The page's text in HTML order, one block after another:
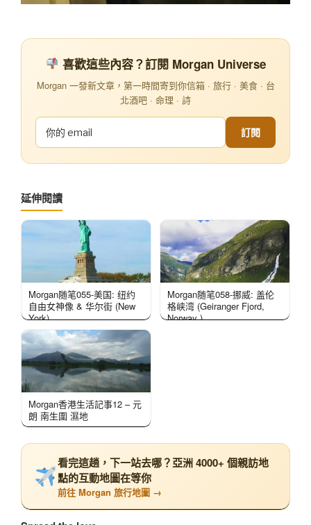
喜歡這些內容？訂閱 Morgan Universe
Morgan 一發新文章，第一時間寄到你信箱 · 旅行 · 美食 · 台
北酒吧 · 命理 · 詩
訂閱
延伸閱讀
Morgan随笔055-美国: 纽约
自由女神像 & 华尔街 (New
York)
Morgan随笔058-挪威: 盖伦
格峡湾 (Geiranger Fjord,
Norway )
Morgan香港生活記事12 – 元
朗 南生圍 濕地
看完這趟，下一站去哪？亞洲 4000+ 個親訪地
點的互動地圖在等你
前往 Morgan 旅行地圖 →